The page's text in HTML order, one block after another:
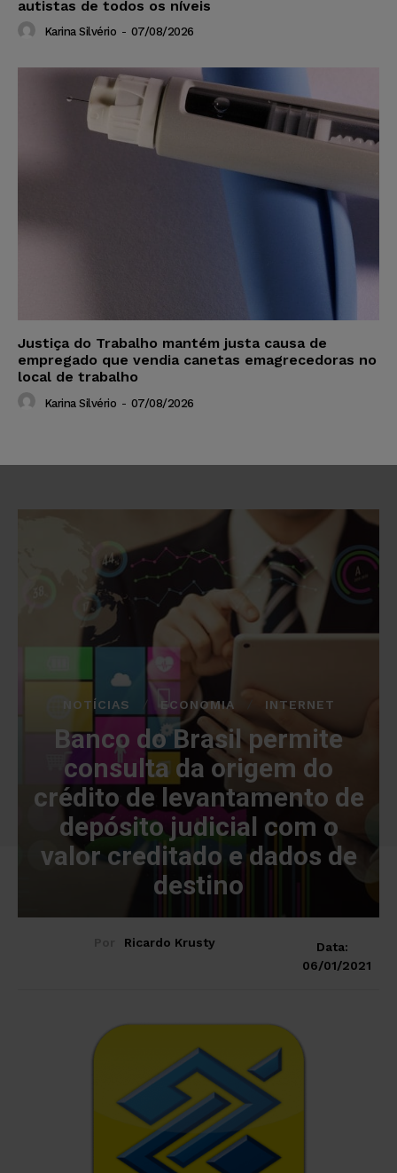
autistas de todos os níveis
Karina Silvério - 07/08/2026
Justiça do Trabalho mantém justa causa de
empregado que vendia canetas emagrecedoras no
local de trabalho
Karina Silvério - 07/08/2026